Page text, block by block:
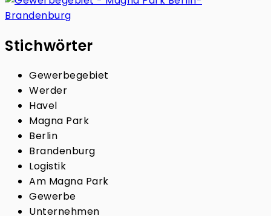
Stichwörter
Gewerbegebiet
Werder
Havel
Magna Park
Berlin
Brandenburg
Logistik
Am Magna Park
Gewerbe
Unternehmen